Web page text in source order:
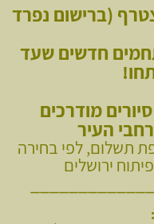
(ברישום נפרד
חדשים שעד
מודרכים
העיר
תשלום, לפי בחירה
ירושלים